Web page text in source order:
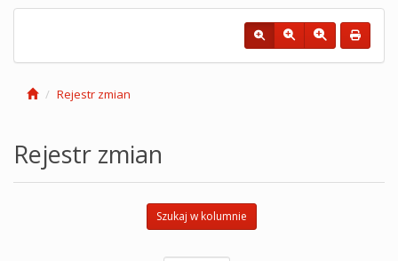
Rejestr zmian
Rejestr zmian
Szukaj w kolumnie